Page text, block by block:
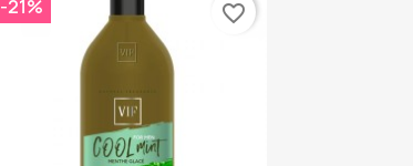
-21% favorite_border